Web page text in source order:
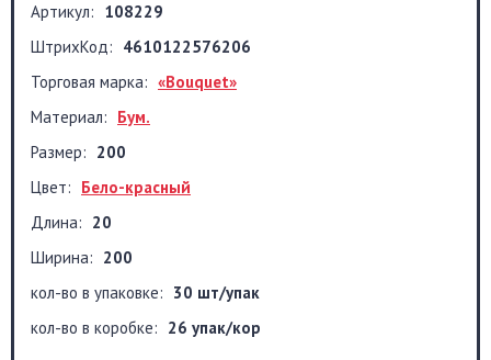
Артикул: 108229
ШтрихКод: 4610122576206
Торговая марка: «Bouquet»
Материал: Бум.
Размер: 200
Цвет: Бело-красный
Длина: 20
Ширина: 200
кол-во в упаковке: 30 шт/упак
кол-во в коробке: 26 упак/кор